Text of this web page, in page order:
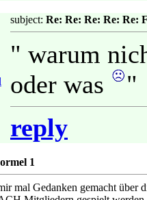
subject: Re: Re: Re: Re: Re:
" warum
oder was
"
reply
1
mal Gedanken gemacht über